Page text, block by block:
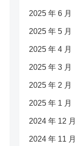
2025 年 6 月
2025 年 5 月
2025 年 4 月
2025 年 3 月
2025 年 2 月
2025 年 1 月
2024 年 12 月
2024 年 11 月